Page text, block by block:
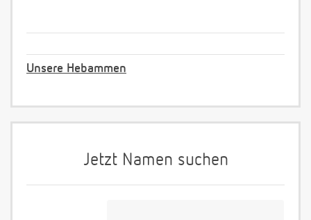
Unsere Hebammen
Jetzt Namen suchen